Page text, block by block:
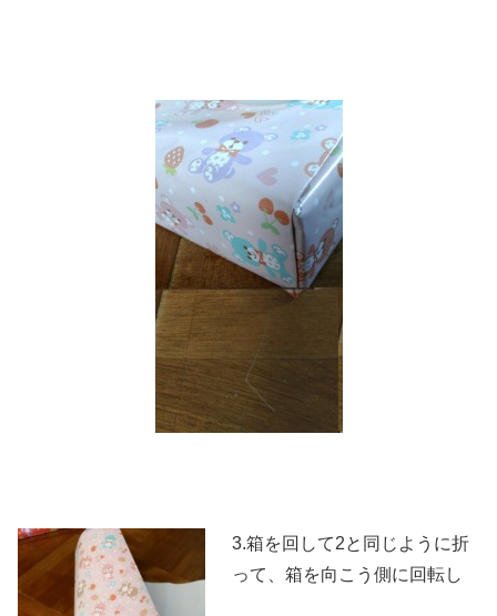
3.箱を回して2と同じように折
って、箱を向こう側に回転し